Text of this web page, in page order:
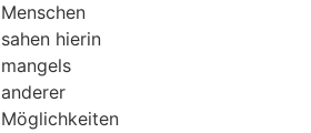
Menschen
sahen hierin
mangels
anderer
Möglichkeiten